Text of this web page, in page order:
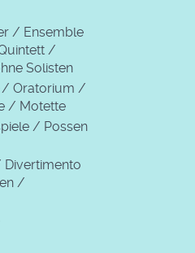
/ Ensemble
/
Solisten
/ Oratorium /
/ Motette
/ Possen
/